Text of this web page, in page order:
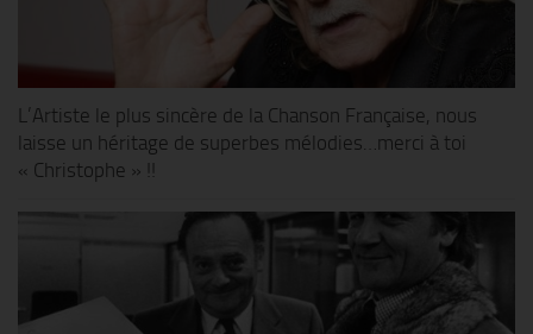
L’Artiste le plus sincère de la Chanson Française, nous
laisse un héritage de superbes mélodies…merci à toi
« Christophe » !!